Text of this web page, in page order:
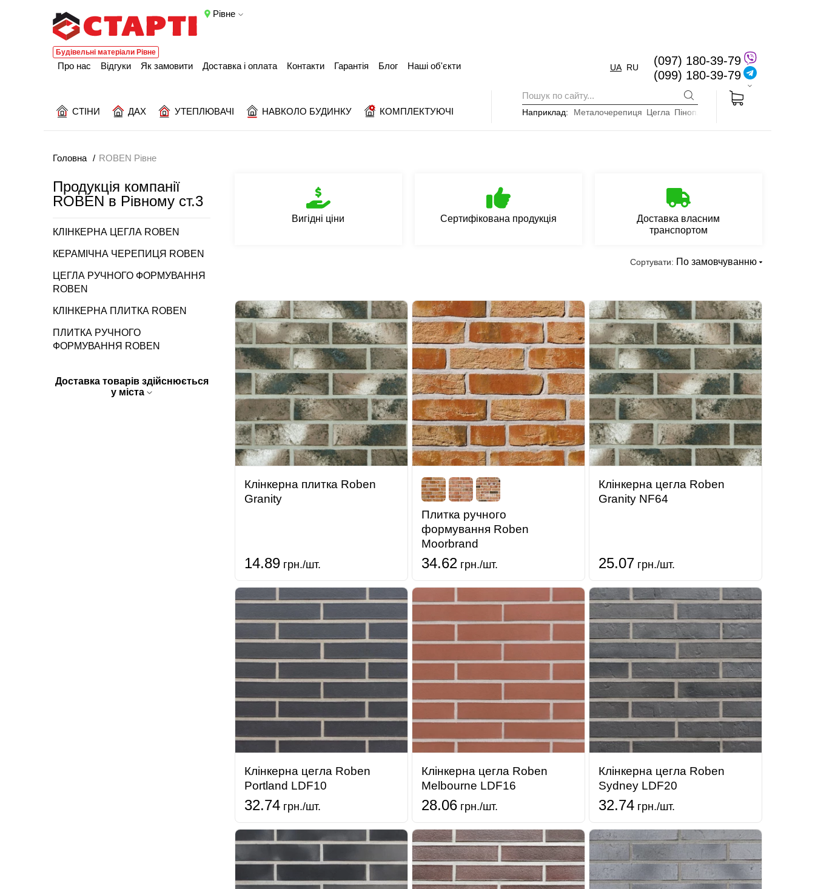
Рівне
Будівельні матеріали Рівне
Наприклад: Металочерепиця Цегла Пінопласт
СТІНИ ДАХ УТЕПЛЮВАЧІ НАВКОЛО БУДИНКУ КОМПЛЕКТУЮЧІ
(097) 180-39-79
(099) 180-39-79
Про нас Відгуки Як замовити Доставка і оплата Контакти Гарантія Блог Наші об'єкти UA RU
Головна ROBEN Рівне
Продукція компанії
ROBEN в Рівному ст.3
КЛІНКЕРНА ЦЕГЛА ROBEN
КЕРАМІЧНА ЧЕРЕПИЦЯ ROBEN
ЦЕГЛА РУЧНОГО ФОРМУВАННЯ
ROBEN
КЛІНКЕРНА ПЛИТКА ROBEN
ПЛИТКА РУЧНОГО
ФОРМУВАННЯ ROBEN
Доставка товарів здійснюється
у міста
Вигідні ціни Сертифікована продукція
Доставка власним
транспортом
Сортувати: По замовчуванню
Клінкерна плитка Roben
Granity
14.89 грн./шт.
Плитка ручного
формування Roben
Moorbrand
34.62грн./шт.
Клінкерна цегла Roben
Granity NF64
25.07 грн./шт.
Клінкерна цегла Roben
Portland LDF10
32.74 грн./шт.
Клінкерна цегла Roben
Melbourne LDF16
28.06грн./шт.
Клінкерна цегла Roben
Sydney LDF20
32.74грн./шт.